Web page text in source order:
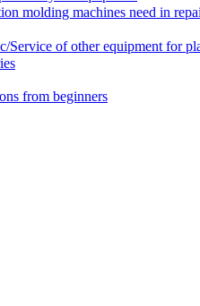
molding machines need in
of other equipment for
from beginners